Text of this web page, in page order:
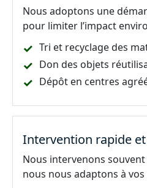
Nous adoptons une
pour limiter l’impact
Tri et recyclage des
Don des objets
Dépôt en centres
Intervention rapide
Nous intervenons
nous nous adaptons à